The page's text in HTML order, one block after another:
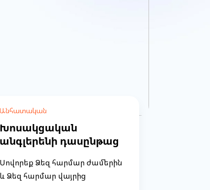
Անհատական
Խոսակցական
անգլերենի դասընթաց
Սովորեք Ձեզ հարմար ժամերին
և Ձեզ հարմար վայրից